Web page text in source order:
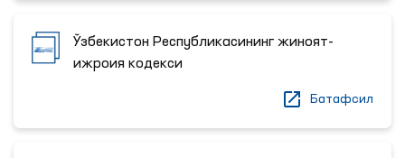
Ўзбекистон Республикасининг жиноят-
ижроия кодекси
Батафсил